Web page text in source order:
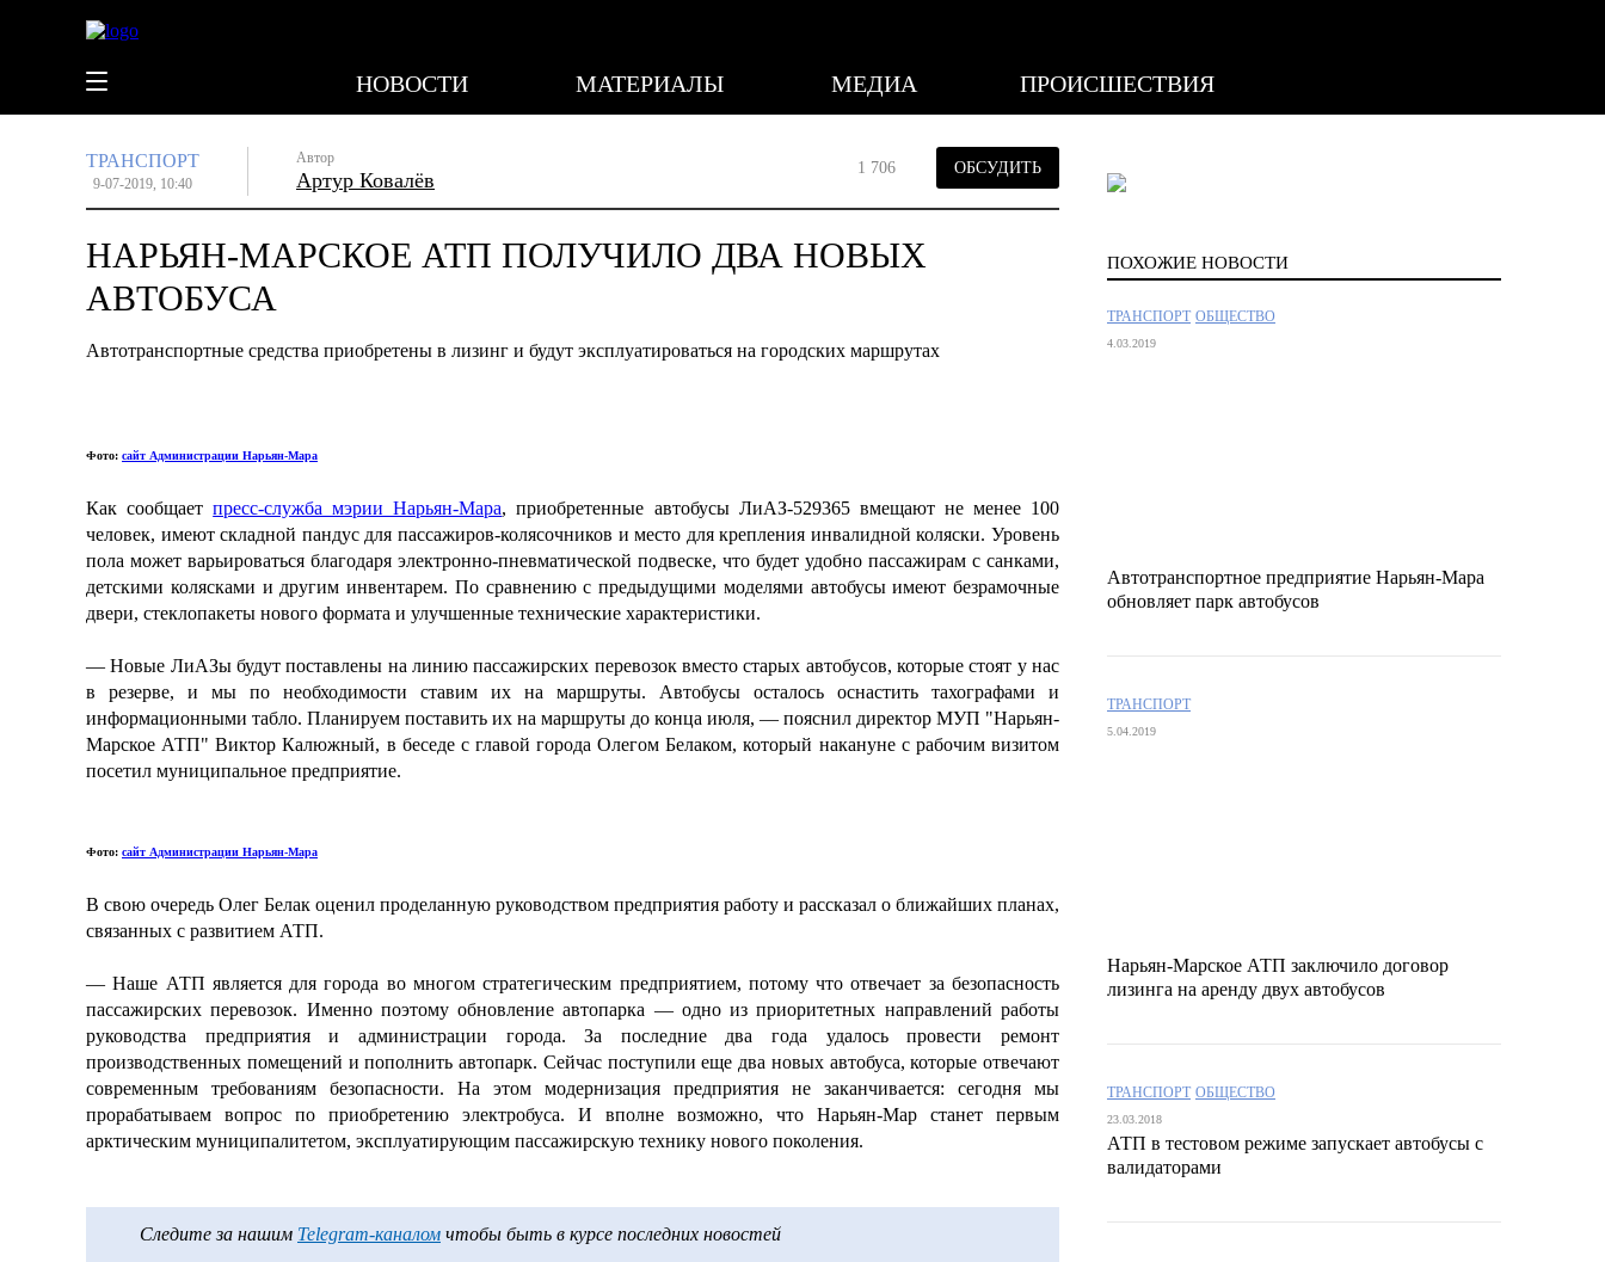
НОВОСТИ МАТЕРИАЛЫ МЕДИА ПРОИСШЕСТВИЯ
ТРАНСПОРТ
9-07-2019, 10:40
Автор
Артур Ковалёв
1 706 ОБСУДИТЬ
НАРЬЯН-МАРСКОЕ АТП ПОЛУЧИЛО ДВА НОВЫХ
АВТОБУСА
Автотранспортные средства приобретены в лизинг и будут эксплуатироваться на городских маршрутах
Фото: сайт Администрации Нарьян-Мара
Как сообщаетпресс-служба мэрии Нарьян-Мара, приобретенные автобусы ЛиАЗ-529365 вмещают не менее 100
человек, имеют складной пандус для пассажиров-колясочников и место для крепления инвалидной коляски. Уровень
пола может варьироваться благодаря электронно-пневматической подвеске, что будет удобно пассажирам с санками,
детскими колясками и другим инвентарем. По сравнению с предыдущими моделями автобусы имеют безрамочные
двери, стеклопакеты нового формата и улучшенные технические характеристики.
— Новые ЛиАЗы будут поставлены на линию пассажирских перевозок вместо старых автобусов, которые стоят у нас
в резерве, и мы по необходимости ставим их на маршруты. Автобусы осталось оснастить тахографами и
информационными табло. Планируем поставить их на маршруты до конца июля, — пояснил директор МУП "Нарьян-
Марское АТП" Виктор Калюжный, в беседе с главой города Олегом Белаком, который накануне с рабочим визитом
посетил муниципальное предприятие.
Фото: сайт Администрации Нарьян-Мара
В свою очередь Олег Белак оценил проделанную руководством предприятия работу и рассказал о ближайших планах,
связанных с развитием АТП.
— Наше АТП является для города во многом стратегическим предприятием, потому что отвечает за безопасность
пассажирских перевозок. Именно поэтому обновление автопарка — одно из приоритетных направлений работы
руководства предприятия и администрации города. За последние два года удалось провести ремонт
производственных помещений и пополнить автопарк. Сейчас поступили еще два новых автобуса, которые отвечают
современным требованиям безопасности. На этом модернизация предприятия не заканчивается: сегодня мы
прорабатываем вопрос по приобретению электробуса. И вполне возможно, что Нарьян-Мар станет первым
арктическим муниципалитетом, эксплуатирующим пассажирскую технику нового поколения.
Следите за нашим Telegram-каналом чтобы быть в курсе последних новостей
ПОХОЖИЕ НОВОСТИ
ТРАНСПОРТ ОБЩЕСТВО
4.03.2019
Автотранспортное предприятие Нарьян-Мара
обновляет парк автобусов
ТРАНСПОРТ
5.04.2019
Нарьян-Марское АТП заключило договор
лизинга на аренду двух автобусов
ТРАНСПОРТ ОБЩЕСТВО
23.03.2018
АТП в тестовом режиме запускает автобусы с
валидаторами